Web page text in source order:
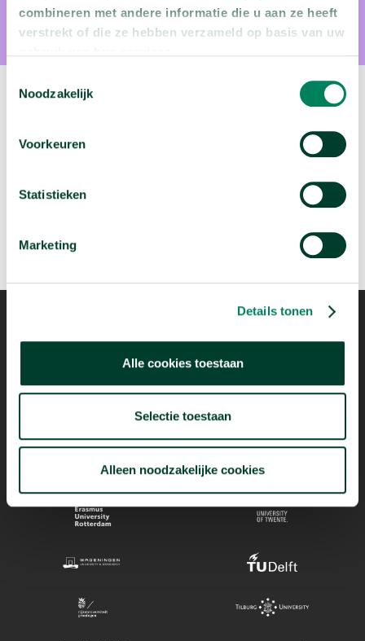
combineren met andere informatie die u aan ze heeft
verstrekt of die ze hebben verzameld op basis van uw
Noodzakelijk
Voorkeuren
Statistieken
Marketing
Details tonen
Alle cookies toestaan
Selectie toestaan
Alleen noodzakelijke cookies
bestudeerde.
Volgende video:
Mogelijk dankzij